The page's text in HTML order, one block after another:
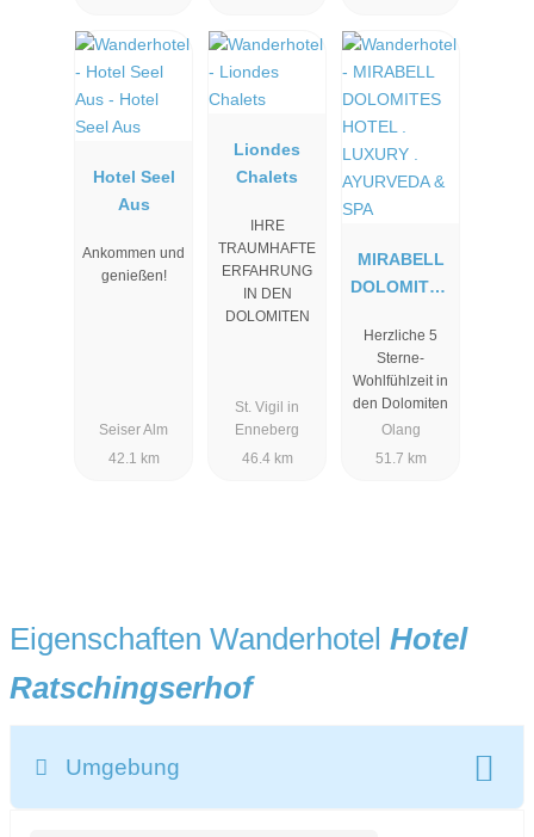
Hotel Seel
Aus
Ankommen und
genießen!
Seiser Alm
42.1 km
Liondes
Chalets
IHRE
TRAUMHAFTE
ERFAHRUNG
IN DEN
DOLOMITEN
St. Vigil in
Enneberg
46.4 km
MIRABELL
DOLOMITES
LUXURY .
AYURVEDA
& SPA
Herzliche 5
Sterne-
Wohlfühlzeit in
den Dolomiten
Olang
51.7 km
Eigenschaften Wanderhotel Hotel
Ratschingserhof
Umgebung